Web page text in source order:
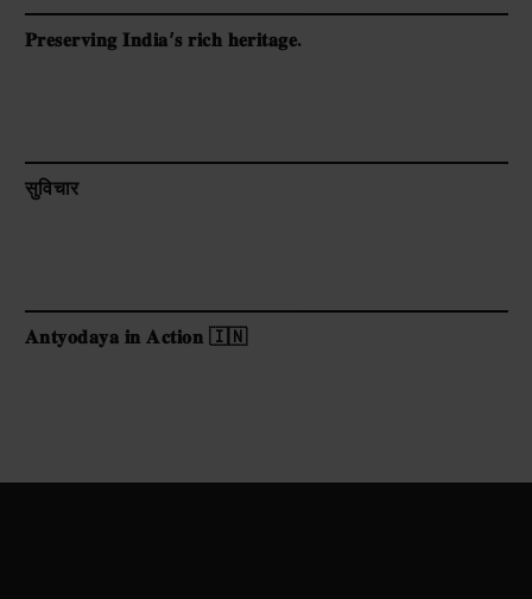
𝐏𝐫𝐞𝐬𝐞𝐫𝐯𝐢𝐧𝐠 𝐈𝐧𝐝𝐢𝐚’𝐬 𝐫𝐢𝐜𝐡 𝐡𝐞𝐫𝐢𝐭𝐚𝐠𝐞.
सुविचार
𝐀𝐧𝐭𝐲𝐨𝐝𝐚𝐲𝐚 𝐢𝐧 𝐀𝐜𝐭𝐢𝐨𝐧 🇮🇳